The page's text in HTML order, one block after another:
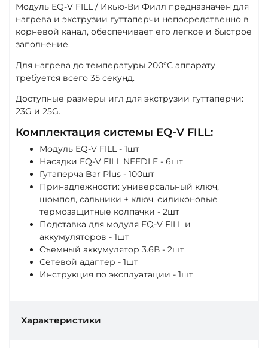
Модуль EQ-V FILL / Икью-Ви Филл предназначен для
нагрева и экструзии гуттаперчи непосредственно в
корневой канал, обеспечивает его легкое и быстрое
заполнение.
Для нагрева до температуры 200°С аппарату
требуется всего 35 секунд.
Доступные размеры игл для экструзии гуттаперчи:
23G и 25G.
Комплектация системы EQ-V FILL:
Модуль EQ-V FILL - 1шт
Насадки EQ-V FILL NEEDLE - 6шт
Гутаперча Bar Plus - 100шт
Принадлежности: универсальный ключ,
шомпол, сальники + ключ, силиконовые
термозащитные колпачки - 2шт
Подставка для модуля EQ-V FILL и
аккумуляторов - 1шт
Съемный аккумулятор 3.6В - 2шт
Сетевой адаптер - 1шт
Инструкция по эксплуатации - 1шт
Характеристики